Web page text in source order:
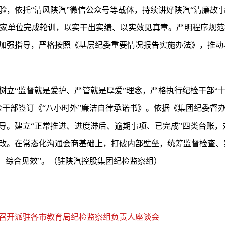
依托“清风陕汽”微信公众号等载体，持续讲好陕汽“清廉故
单位完成轮训，以实干出实绩、以实效见真章。严明程序规
强指导，严格按照《基层纪委重要情况报告实施办法》，推
立“监督就是爱护、严管就是厚爱”理念，严格执行纪检干部“
部签订《“八小时外”廉洁自律承诺书》。依据《集团纪委督
。建立“正常推进、进度滞后、逾期事项、已完成”四类台账
。在常态化沟通会商基础上，打破内部壁垒，统筹监督检查
合见效”。（驻陕汽控股集团纪检监察组）
开派驻各市教育局纪检监察组负责人座谈会